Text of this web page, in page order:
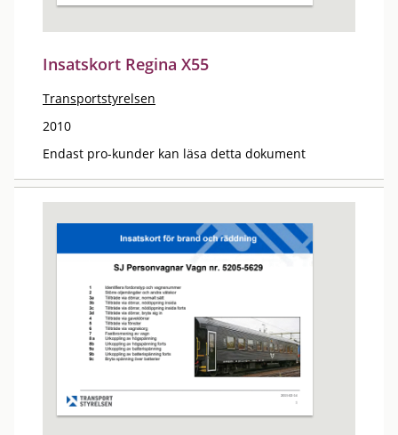
Insatskort Regina X55
Transportstyrelsen
2010
Endast pro-kunder kan läsa detta dokument